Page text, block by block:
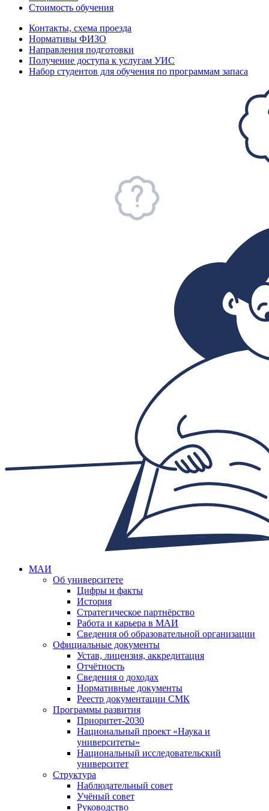
Стоимость обучения
Контакты, схема проезда
Нормативы ФИЗО
Направления подготовки
Получение доступа к услугам УИС
Набор студентов для обучения по программам запаса
МАИ
Об университете
Цифры и факты
История
Стратегическое партнёрство
Работа и карьера в МАИ
Сведения об образовательной организации
Официальные документы
Устав, лицензия, аккредитация
Отчётность
Сведения о доходах
Нормативные документы
Реестр документации СМК
Программы развития
Приоритет-2030
Национальный проект «Наука и
университеты»
Национальный исследовательский
университет
Структура
Наблюдательный совет
Учёный совет
Руководство